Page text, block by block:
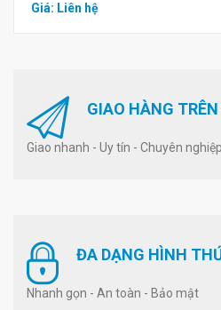
Giá: Liên hệ
GIAO HÀNG
Giao nhanh - Uy tín - Chuyên nghiệp
ĐA DẠNG HÌNH
Nhanh gọn - An toàn - Bảo mật